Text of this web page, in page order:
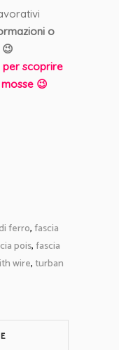
o
per scoprire
😉
ferro,fascia
pois,fascia
wire,turban